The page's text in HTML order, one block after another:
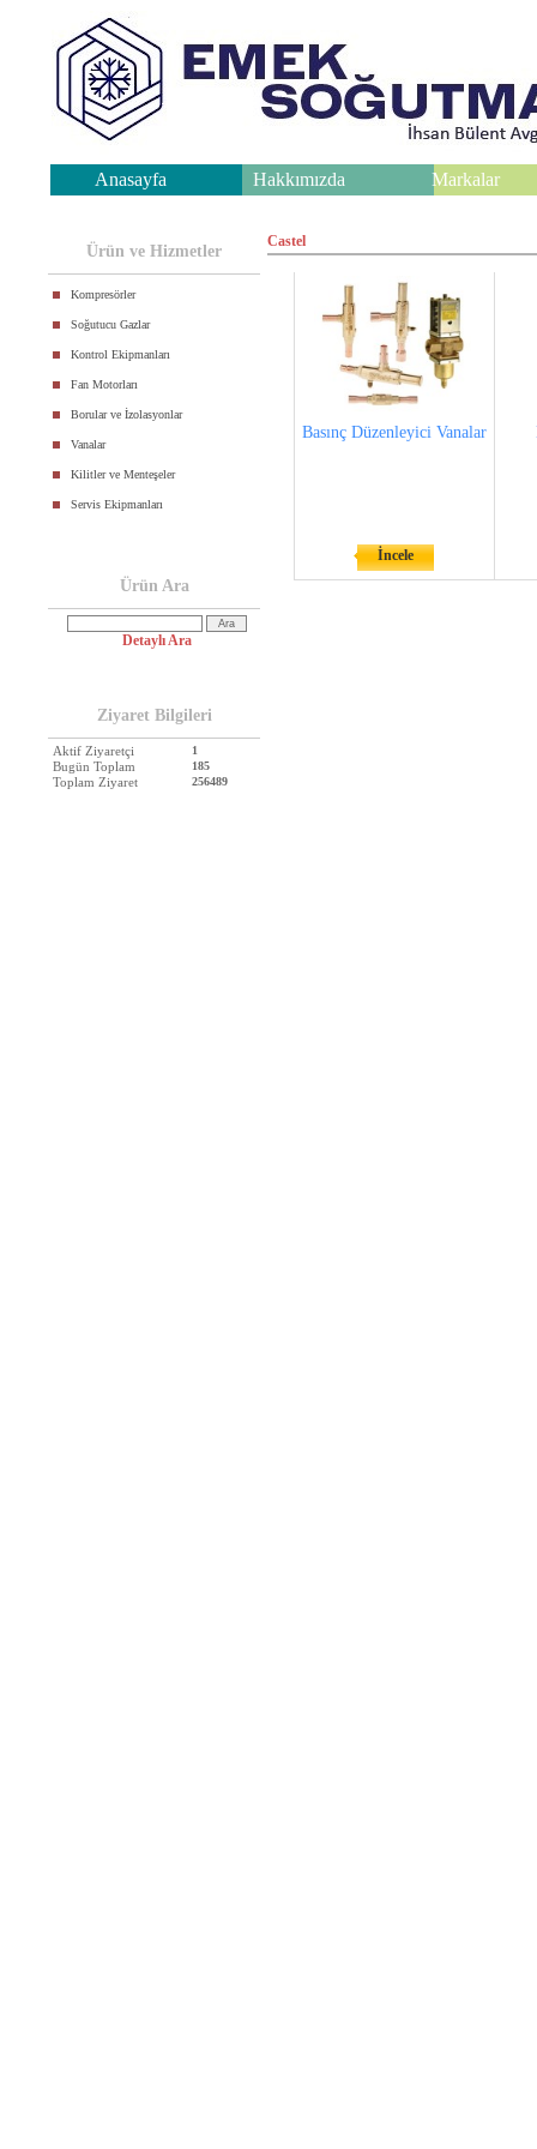
Anasayfa Hakkımızda Markalar
Ürün ve Hizmetler
Kompresörler
Soğutucu Gazlar
Kontrol Ekipmanları
Fan Motorları
Borular ve İzolasyonlar
Vanalar
Kilitler ve Menteşeler
Servis Ekipmanları
Ürün Ara
Detaylı Ara
Ziyaret Bilgileri
Aktif Ziyaretçi 1
Bugün Toplam 185
Toplam Ziyaret 256489
Castel
Basınç Düzenleyici Vanalar
İncele